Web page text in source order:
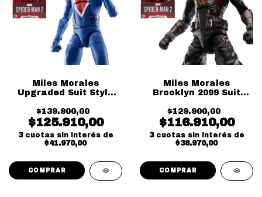
Miles Morales
Upgraded Suit Style
Verse
$139.900,00
$125.910,00
3 cuotas sin interés de
$41.970,00
Miles Morales
Brooklyn 2099 Suit
Verse
$129.900,00
$116.910,00
3 cuotas sin interés de
$38.970,00